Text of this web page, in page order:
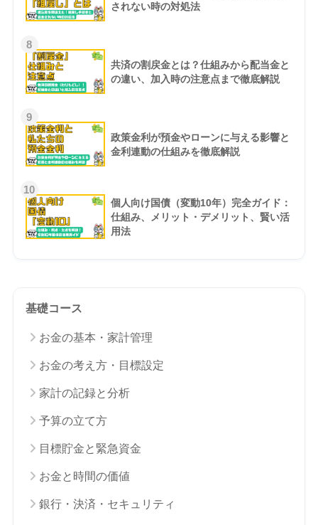
されない時の対処法
8
共済の割戻金とは？仕組みから配当金と
の違い、加入時の注意点まで徹底解説
9
政策金利が預金やローンに与える影響と
金利連動の仕組みを徹底解説
10
個人向け国債（変動10年）完全ガイド：
仕組み、メリット・デメリット、賢い活
用法
基礎コース
お金の基本・家計管理
お金の考え方・目標設定
家計の記録と分析
予算の立て方
目標貯金と緊急資金
お金と時間の価値
銀行・決済・セキュリティ